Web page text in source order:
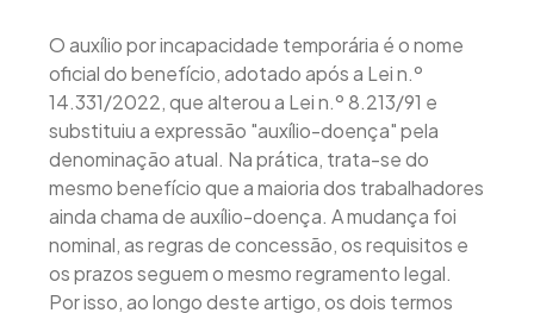
O auxílio por incapacidade temporária é o nome
oficial do benefício, adotado após a Lei n.º
14.331/2022, que alterou a Lei n.º 8.213/91 e
substituiu a expressão "auxílio-doença" pela
denominação atual. Na prática, trata-se do
mesmo benefício que a maioria dos trabalhadores
ainda chama de auxílio-doença. A mudança foi
nominal, as regras de concessão, os requisitos e
os prazos seguem o mesmo regramento legal.
Por isso, ao longo deste artigo, os dois termos